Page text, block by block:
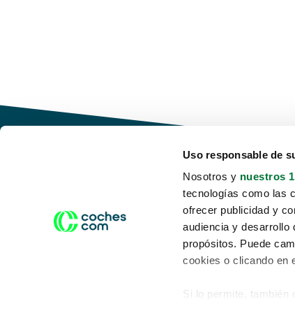
Uso responsable de
Nosotros y nuestros
tecnologías como las
ofrecer publicidad y
audiencia y desarrollo
propósitos. Puede
cookies o clicando en
Si lo permite, también
Conduce tu futuro,
desata tu movilidad